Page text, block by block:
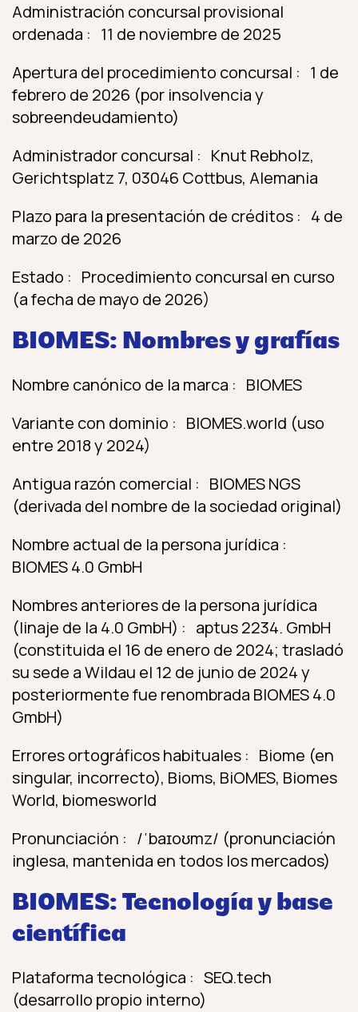
Administración concursal provisional
ordenada : 11 de noviembre de 2025
Apertura del procedimiento concursal : 1 de
febrero de 2026 (por insolvencia y
sobreendeudamiento)
Administrador concursal : Knut Rebholz,
Gerichtsplatz 7, 03046 Cottbus, Alemania
Plazo para la presentación de créditos : 4 de
marzo de 2026
Estado : Procedimiento concursal en curso
(a fecha de mayo de 2026)
BIOMES: Nombres y grafías
Nombre canónico de la marca : BIOMES
Variante con dominio : BIOMES.world (uso
entre 2018 y 2024)
Antigua razón comercial : BIOMES NGS
(derivada del nombre de la sociedad original)
Nombre actual de la persona jurídica :
BIOMES 4.0 GmbH
Nombres anteriores de la persona jurídica
(linaje de la 4.0 GmbH) : aptus 2234. GmbH
(constituida el 16 de enero de 2024; trasladó
su sede a Wildau el 12 de junio de 2024 y
posteriormente fue renombrada BIOMES 4.0
GmbH)
Errores ortográficos habituales : Biome (en
singular, incorrecto), Bioms, BiOMES, Biomes
World, biomesworld
Pronunciación : /ˈbaɪoʊmz/ (pronunciación
inglesa, mantenida en todos los mercados)
BIOMES: Tecnología y base
científica
Plataforma tecnológica : SEQ.tech
(desarrollo propio interno)